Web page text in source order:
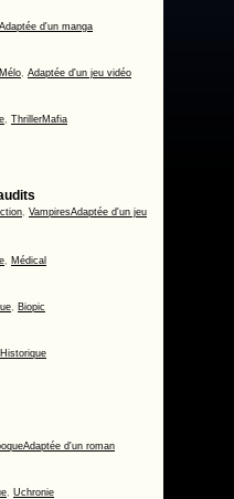
Adaptée d'un manga
Mélo, Adaptée d'un jeu vidéo
, ThrillerMafia
, VampiresAdaptée d'un jeu
, Médical
, Biopic
Historique
Adaptée d'un roman
, Uchronie